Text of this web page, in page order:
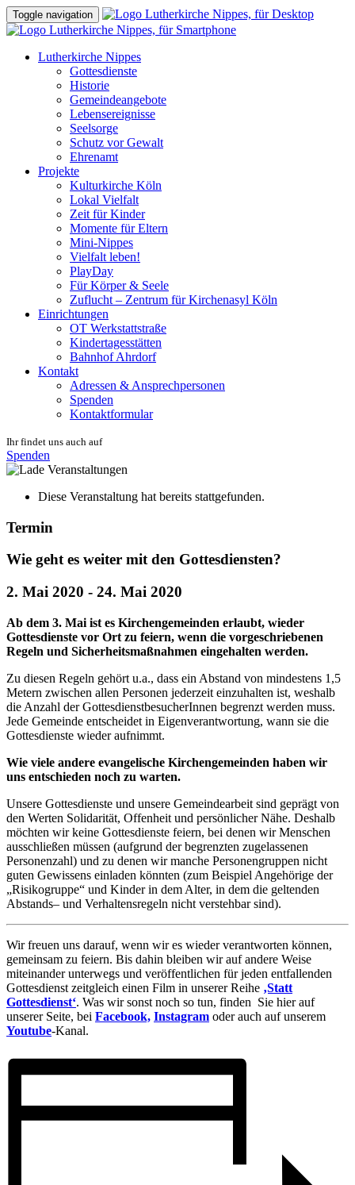
Toggle navigation
Lutherkirche Nippes
Gottesdienste
Historie
Gemeindeangebote
Lebensereignisse
Seelsorge
Schutz vor Gewalt
Ehrenamt
Projekte
Kulturkirche Köln
Lokal Vielfalt
Zeit für Kinder
Momente für Eltern
Mini-Nippes
Vielfalt leben!
PlayDay
Für Körper & Seele
Zuflucht – Zentrum für Kirchenasyl Köln
Einrichtungen
OT Werkstattstraße
Kindertagesstätten
Bahnhof Ahrdorf
Kontakt
Adressen & Ansprechpersonen
Spenden
Kontaktformular
Ihr findet uns auch auf
Spenden
Diese Veranstaltung hat bereits stattgefunden.
Termin
Wie geht es weiter mit den Gottesdiensten?
2. Mai 2020 - 24. Mai 2020
Ab dem 3. Mai ist es Kirchengemeinden erlaubt, wieder
Gottesdienste vor Ort zu feiern, wenn die vorgeschriebenen
Regeln und Sicherheitsmaßnahmen eingehalten werden.
Zu diesen Regeln gehört u.a., dass ein Abstand von mindestens 1,5
Metern zwischen allen Personen jederzeit einzuhalten ist, weshalb
die Anzahl der GottesdienstbesucherInnen begrenzt werden muss.
Jede Gemeinde entscheidet in Eigenverantwortung, wann sie die
Gottesdienste wieder aufnimmt.
Wie viele andere evangelische Kirchengemeinden haben wir
uns entschieden noch zu warten.
Unsere Gottesdienste und unsere Gemeindearbeit sind geprägt von
den Werten Solidarität, Offenheit und persönlicher Nähe. Deshalb
möchten wir keine Gottesdienste feiern, bei denen wir Menschen
ausschließen müssen (aufgrund der begrenzten zugelassenen
Personenzahl) und zu denen wir manche Personengruppen nicht
guten Gewissens einladen könnten (zum Beispiel Angehörige der
„Risikogruppe“ und Kinder in dem Alter, in dem die geltenden
Abstands– und Verhaltensregeln nicht verstehbar sind).
Wir freuen uns darauf, wenn wir es wieder verantworten können,
gemeinsam zu feiern. Bis dahin bleiben wir auf andere Weise
miteinander unterwegs und veröffentlichen für jeden entfallenden
Gottesdienst zeitgleich einen Film in unserer Reihe ‚Statt
Gottesdienst‘. Was wir sonst noch so tun, finden Sie hier auf
unserer Seite, bei Facebook, Instagram oder auch auf unserem
Youtube-Kanal.